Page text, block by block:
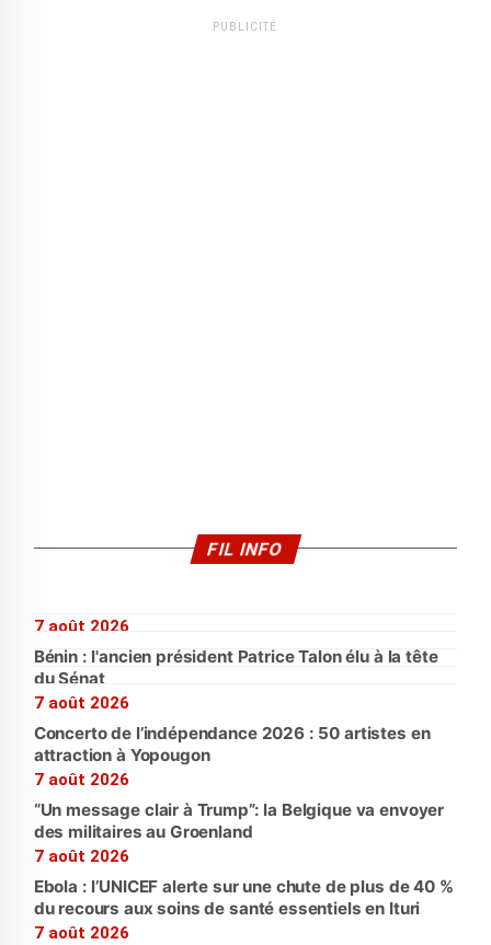
PUBLICITÉ
FIL INFO
7 août 2026
Bénin : l'ancien président Patrice Talon élu à la tête
du Sénat
7 août 2026
Concerto de l’indépendance 2026 : 50 artistes en
attraction à Yopougon
7 août 2026
“Un message clair à Trump”: la Belgique va envoyer
des militaires au Groenland
7 août 2026
Ebola : l’UNICEF alerte sur une chute de plus de 40 %
du recours aux soins de santé essentiels en Ituri
7 août 2026